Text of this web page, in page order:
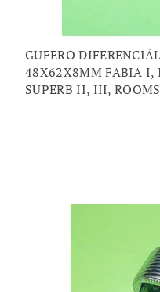
GUFERO
48X62X8MM FABIA
SUPERB II, III,